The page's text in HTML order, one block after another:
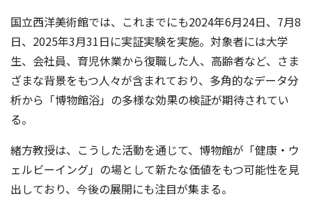
国立西洋美術館では、これまでにも2024年6月24日、7月8
日、2025年3月31日に実証実験を実施。対象者には大学
生、会社員、育児休業から復職した人、高齢者など、さま
ざまな背景をもつ人々が含まれており、多角的なデータ分
析から「博物館浴」の多様な効果の検証が期待されてい
る。
緒方教授は、こうした活動を通じて、博物館が「健康・ウ
ェルビーイング」の場として新たな価値をもつ可能性を見
出しており、今後の展開にも注目が集まる。